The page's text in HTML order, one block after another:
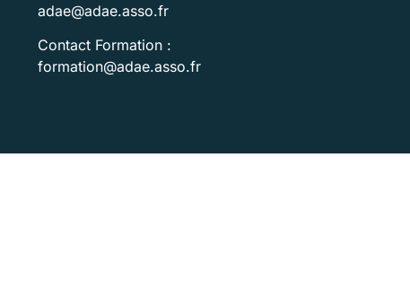
adae@adae.asso.fr
Contact Formation :
formation@adae.asso.fr